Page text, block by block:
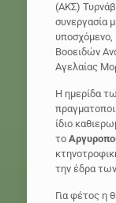
(ΑΚΣ)
συνεργασία
υποσχόμενο,
Βοοειδών
Αγελαίας
Η ημερίδα
ίδιο
το
την έδρα
Για φέτος η